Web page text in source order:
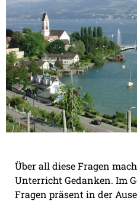
Über all diese Fragen
Unterricht Gedanken. Im
Fragen präsent in der